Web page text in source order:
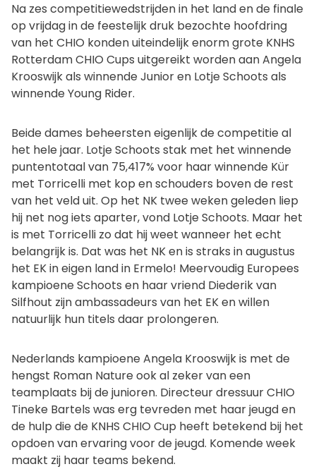
Na zes competitiewedstrijden in het land en de finale
op vrijdag in de feestelijk druk bezochte hoofdring
van het CHIO konden uiteindelijk enorm grote KNHS
Rotterdam CHIO Cups uitgereikt worden aan Angela
Krooswijk als winnende Junior en Lotje Schoots als
winnende Young Rider.
Beide dames beheersten eigenlijk de competitie al
het hele jaar. Lotje Schoots stak met het winnende
puntentotaal van 75,417% voor haar winnende Kür
met Torricelli met kop en schouders boven de rest
van het veld uit. Op het NK twee weken geleden liep
hij net nog iets aparter, vond Lotje Schoots. Maar het
is met Torricelli zo dat hij weet wanneer het echt
belangrijk is. Dat was het NK en is straks in augustus
het EK in eigen land in Ermelo! Meervoudig Europees
kampioene Schoots en haar vriend Diederik van
Silfhout zijn ambassadeurs van het EK en willen
natuurlijk hun titels daar prolongeren.
Nederlands kampioene Angela Krooswijk is met de
hengst Roman Nature ook al zeker van een
teamplaats bij de junioren. Directeur dressuur CHIO
Tineke Bartels was erg tevreden met haar jeugd en
de hulp die de KNHS CHIO Cup heeft betekend bij het
opdoen van ervaring voor de jeugd. Komende week
maakt zij haar teams bekend.